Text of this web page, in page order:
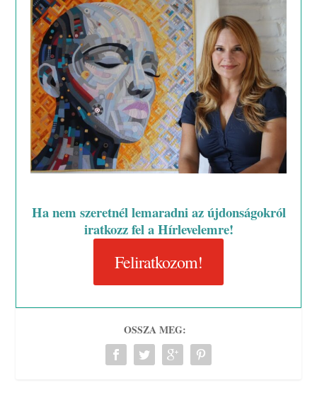
Ha nem szeretnél lemaradni az újdonságokról
iratkozz fel a Hírlevelemre!
Feliratkozom!
OSSZA MEG: